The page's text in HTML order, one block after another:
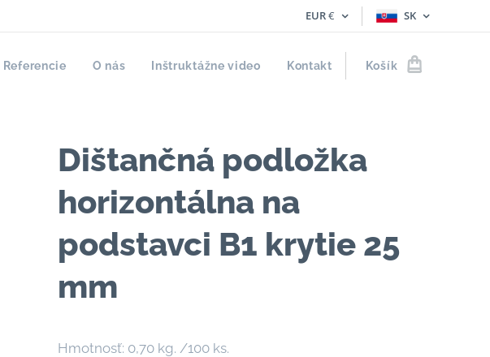
EUR€ SK
Referencie O nás Inštruktážne video Kontakt Košík
Dištančná podložka
horizontálna na
podstavci B1 krytie 25
mm
Hmotnosť: 0,70 kg. /100 ks.